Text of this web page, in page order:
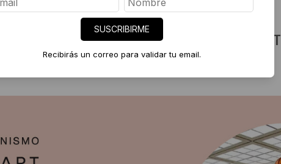
agosto 10, 2021
DE COLECCIONISMO DIDEROT.ART
SUSCRIBIRME
Recibirás un correo para validar tu email.